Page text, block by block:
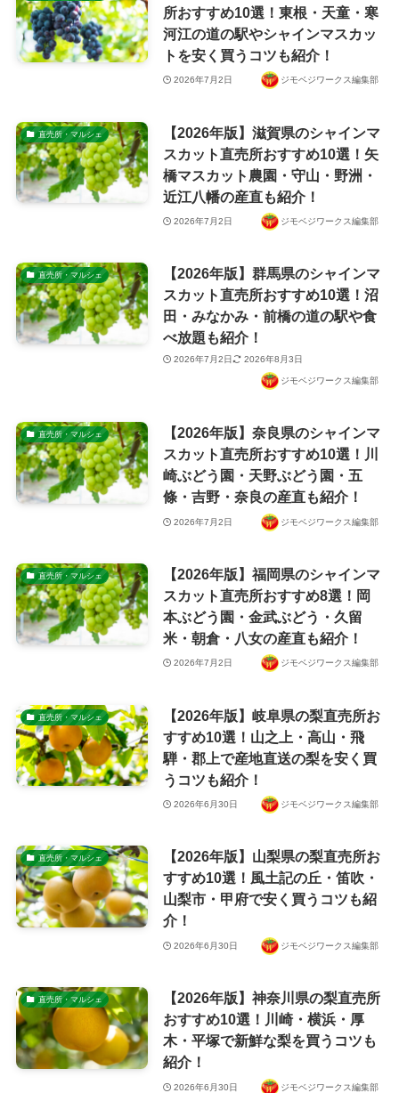
所おすすめ10選！東根・天童・寒
河江の道の駅やシャインマスカッ
トを安く買うコツも紹介！
2026年7月2日 ジモベジワークス編集部
直売所・マルシェ
【2026年版】滋賀県のシャインマ
スカット直売所おすすめ10選！矢
橋マスカット農園・守山・野洲・
近江八幡の産直も紹介！
2026年7月2日 ジモベジワークス編集部
直売所・マルシェ
【2026年版】群馬県のシャインマ
スカット直売所おすすめ10選！沼
田・みなかみ・前橋の道の駅や食
べ放題も紹介！
2026年7月2日 2026年8月3日
ジモベジワークス編集部
直売所・マルシェ
【2026年版】奈良県のシャインマ
スカット直売所おすすめ10選！川
崎ぶどう園・天野ぶどう園・五
條・吉野・奈良の産直も紹介！
2026年7月2日 ジモベジワークス編集部
直売所・マルシェ
【2026年版】福岡県のシャインマ
スカット直売所おすすめ8選！岡
本ぶどう園・金武ぶどう・久留
米・朝倉・八女の産直も紹介！
2026年7月2日 ジモベジワークス編集部
直売所・マルシェ
【2026年版】岐阜県の梨直売所お
すすめ10選！山之上・高山・飛
騨・郡上で産地直送の梨を安く買
うコツも紹介！
2026年6月30日 ジモベジワークス編集部
直売所・マルシェ
【2026年版】山梨県の梨直売所お
すすめ10選！風土記の丘・笛吹・
山梨市・甲府で安く買うコツも紹
介！
2026年6月30日 ジモベジワークス編集部
直売所・マルシェ
【2026年版】神奈川県の梨直売所
おすすめ10選！川崎・横浜・厚
木・平塚で新鮮な梨を買うコツも
紹介！
2026年6月30日 ジモベジワークス編集部